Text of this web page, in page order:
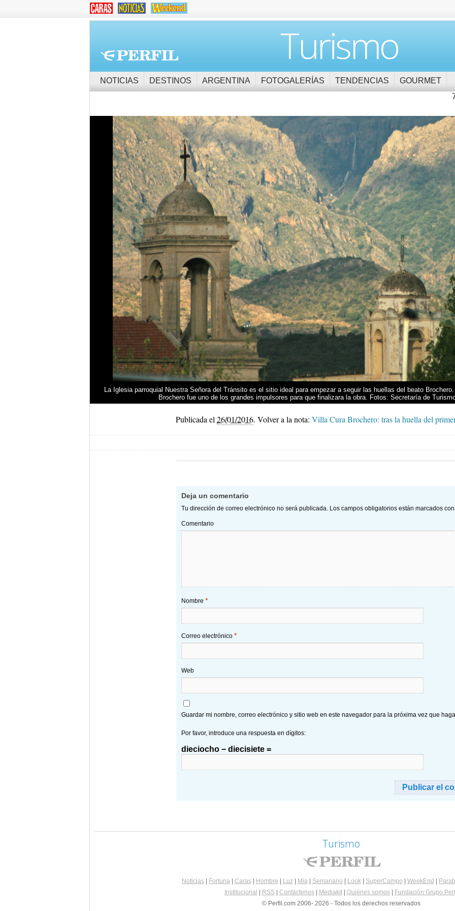
Turismo
NOTICIAS DESTINOS ARGENTINA FOTOGALERÍAS TENDENCIAS
GOURMET
La Iglesia parroquial Nuestra Señora del Tránsito es el sitio ideal para empezar a seguir las huellas del beato
Brochero fue uno de los grandes impulsores para que finalizara la obra. Fotos: Secretaría de
Publicada el 26/01/2016. Volver a la nota: Villa Cura Brochero: tras la huella del
Deja un comentario
Tu dirección de correo electrónico no será publicada. Los campos obligatorios están marcados
Comentario
Nombre *
Correo electrónico *
Web
Guardar mi nombre, correo electrónico y sitio web en este navegador para la próxima vez que
Por favor, introduce una respuesta en dígitos:
dieciocho − diecisiete =
Turismo
Noticias| Fortuna| Caras| Hombre Luz| Mía| Semanario Look| SuperCampo WeekEnd
Institucional
RSS| Contáctenos| Mediakit| Quiénes somos|
Fundación Grupo
© Perfil.com 2006- 2026 - Todos los derechos reservados